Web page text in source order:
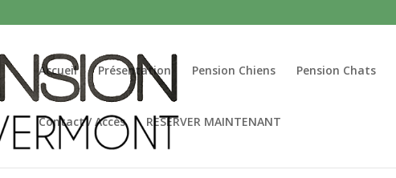
Accueil Présentation Pension Chiens Pension Chats
Contact / Accès RESERVER MAINTENANT